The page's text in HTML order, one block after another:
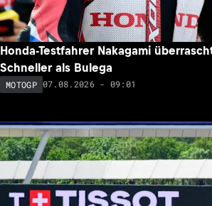
Honda-Testfahrer Nakagami
Schneller als Bulega
MOTOGP 07.08.2026 - 09:01